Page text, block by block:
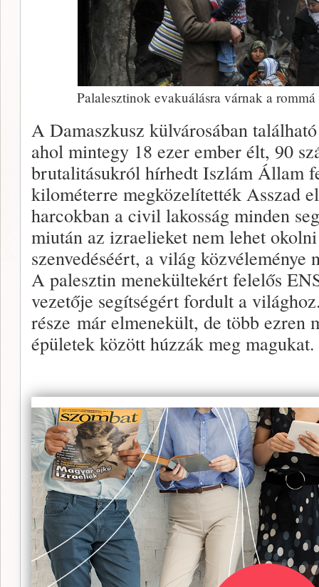
Palalesztinok evakuálásra várnak a
A Damaszkusz külvárosában
ahol mintegy 18 ezer ember élt, 90
brutalitásukról hírhedt Iszlám Állam
kilométerre megközelítették Asszad
harcokban a civil lakosság minden
miután az izraelieket nem lehet
szenvedéséért, a világ közvéleménye
A palesztin menekültekért felelős
vezetője segítségért fordult a
része már elmenekült, de több ezren
épületek között húzzák meg magukat.